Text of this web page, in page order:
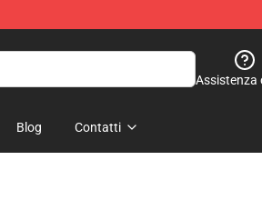
Assistenza
Blog Contatti